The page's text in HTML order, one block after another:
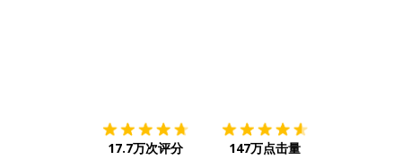
17.7万次评分 147万点击量